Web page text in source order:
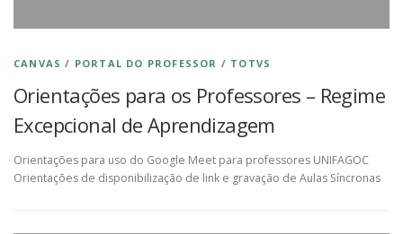
CANVAS / PORTAL DO PROFESSOR / TOTVS
Orientações para os Professores – Regime
Excepcional de Aprendizagem
Orientações para uso do Google Meet para professores UNIFAGOC
Orientações de disponibilização de link e gravação de Aulas Síncronas